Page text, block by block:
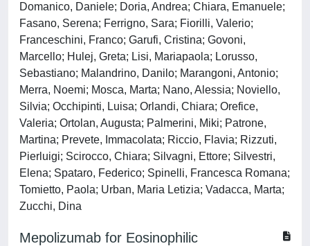
Domanico, Daniele; Doria, Andrea; Chiara, Emanuele;
Fasano, Serena; Ferrigno, Sara; Fiorilli, Valerio;
Franceschini, Franco; Garufi, Cristina; Govoni,
Marcello; Hulej, Greta; Lisi, Mariapaola; Lorusso,
Sebastiano; Malandrino, Danilo; Marangoni, Antonio;
Merra, Noemi; Mosca, Marta; Nano, Alessia; Noviello,
Silvia; Occhipinti, Luisa; Orlandi, Chiara; Orefice,
Valeria; Ortolan, Augusta; Palmerini, Miki; Patrone,
Martina; Prevete, Immacolata; Riccio, Flavia; Rizzuti,
Pierluigi; Scirocco, Chiara; Silvagni, Ettore; Silvestri,
Elena; Spataro, Federico; Spinelli, Francesca Romana;
Tomietto, Paola; Urban, Maria Letizia; Vadacca, Marta;
Zucchi, Dina
Mepolizumab for Eosinophilic